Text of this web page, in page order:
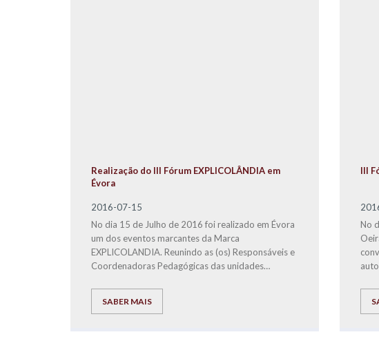
Realização do III Fórum EXPLICOLÂNDIA em
Évora
2016-07-15
No dia 15 de Julho de 2016 foi realizado em Évora
um dos eventos marcantes da Marca
EXPLICOLANDIA. Reunindo as (os) Responsáveis e
Coordenadoras Pedagógicas das unidades
letivo seguinte e mostramos que a coesão e o
SABER MAIS
III
No